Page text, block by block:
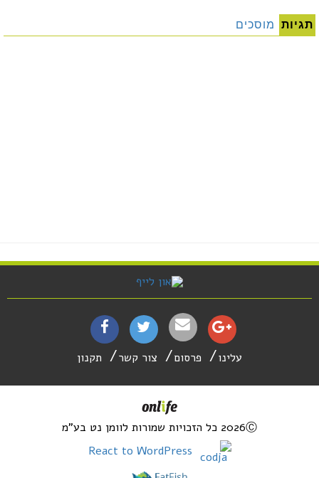
תגיות מוסכים
עלינו פרסום צור קשר תקנון
2026Ⓒ כל הזכויות שמורות לוומן נט בע"מ